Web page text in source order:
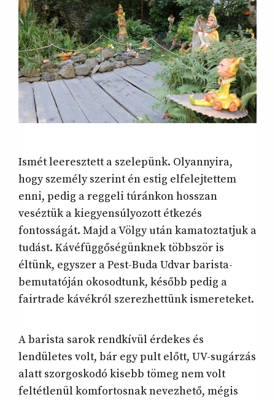
Ismét leeresztett a szelepünk. Olyannyira,
hogy személy szerint én estig elfelejtettem
enni, pedig a reggeli túránkon hosszan
veséztük a kiegyensúlyozott étkezés
fontosságát. Majd a Völgy után kamatoztatjuk a
tudást. Kávéfüggőségünknek többször is
éltünk, egyszer a Pest-Buda Udvar barista-
bemutatóján okosodtunk, később pedig a
fairtrade kávékról szerezhettünk ismereteket.
A barista sarok rendkívül érdekes és
lendületes volt, bár egy pult előtt, UV-sugárzás
alatt szorgoskodó kisebb tömeg nem volt
feltétlenül komfortosnak nevezhető, mégis